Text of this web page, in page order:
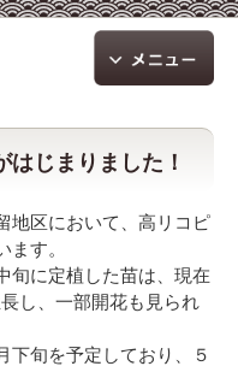
じまりました！
地区において、高リコピ
す。
旬に定植した苗は、現在
し、一部開花も見られ
旬を予定しており、５